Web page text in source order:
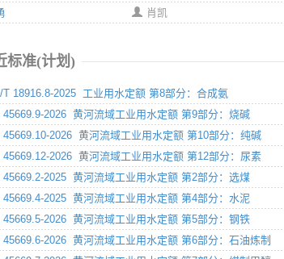
肖凯
标准(计划)
T 18916.8-2025 工业用水定额 第8部分：合成氨
45669.9-2026 黄河流域工业用水定额 第9部分：烧碱
45669.10-2026 黄河流域工业用水定额 第10部分：纯碱
45669.12-2026 黄河流域工业用水定额 第12部分：尿素
45669.2-2025 黄河流域工业用水定额 第2部分：选煤
45669.4-2025 黄河流域工业用水定额 第4部分：水泥
45669.5-2026 黄河流域工业用水定额 第5部分：钢铁
45669.6-2026 黄河流域工业用水定额 第6部分：石油炼制